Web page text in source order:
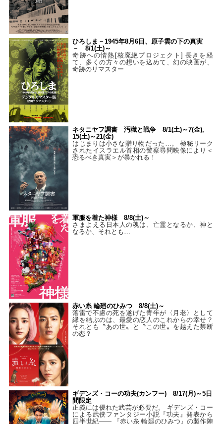
ひろしま－1945年8月6日、原子雲の下の真実
－ 8/1(土)～
奇跡への情熱[核廃絶プロジェクト] 長きを経
て、多くの方々の想いを込めて、幻の映画が、
奇跡のリマスター
ネタニヤフ調書 汚職と戦争 8/1(土)～7(金),
15(土)～21(金)
はじまりは小さな贈り物だった…。 極秘リーク
されたイスラエル首相の警察尋問映像により＜
恐るべき真実＞が暴かれる！
軍服を着た神様 8/8(土)～
さまよえる日本人の魂は、亡霊となるか、神と
なるか、それとも…
赤い糸 輪廻のひみつ 8/8(土)～
落雷で不慮の死を遂げた青年が〈月老〉として
縁を結ぶのは、最愛の恋人のこれからの幸せ？
それとも〝あの世〟と〝この世〟を越えた禁断
の恋？
ギデンズ・コーの功夫(カンフー) 8/17(月)～5日
間限定
正義には優れた武芸が必要だ。 ギデンズ・コー
による武侠ファンタジー小説『功夫』発表から
四半世紀―― 『赤い糸 輪廻のひみつ』の製作陣